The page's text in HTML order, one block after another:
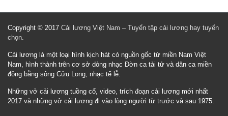
Copyright © 2017 Cải lương Việt Nam – Tuyển tập cải lương hay tuyển
chọn.
Cải lương là một loại hình kịch hát có nguồn gốc từ miền Nam Việt
Nam, hình thành trên cơ sở dòng nhạc Đờn ca tài tử và dân ca miền
đồng bằng sông Cửu Long, nhạc tế lễ.
Những vở cải lương tuồng cổ, video, trích đoạn cải lương mới nhất
2017 và những vở cải lương đi vào lòng người từ trước và sau 1975.